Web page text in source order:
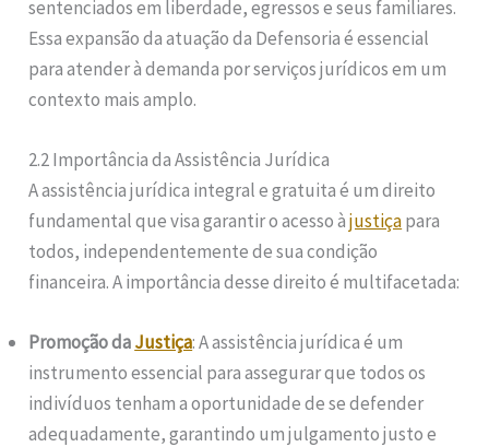
sentenciados em liberdade, egressos e seus familiares.
Essa expansão da atuação da Defensoria é essencial
para atender à demanda por serviços jurídicos em um
contexto mais amplo.
2.2 Importância da Assistência Jurídica
A assistência jurídica integral e gratuita é um direito
fundamental que visa garantir o acesso àjustiçapara
todos, independentemente de sua condição
financeira. A importância desse direito é multifacetada:
Promoção daJustiça: A assistência jurídica é um
instrumento essencial para assegurar que todos os
indivíduos tenham a oportunidade de se defender
adequadamente, garantindo um julgamento justo e